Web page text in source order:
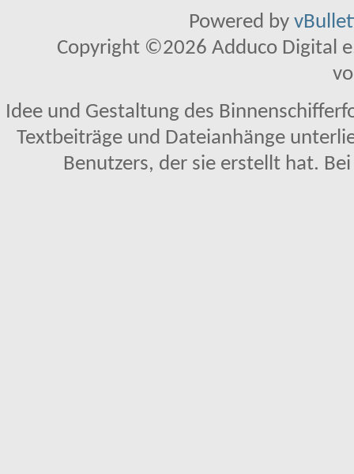
Powered by
Copyright ©2026 Adduco Digital
Idee und Gestaltung des
Textbeiträge und Dateianhänge
Benutzers, der sie erstellt hat.